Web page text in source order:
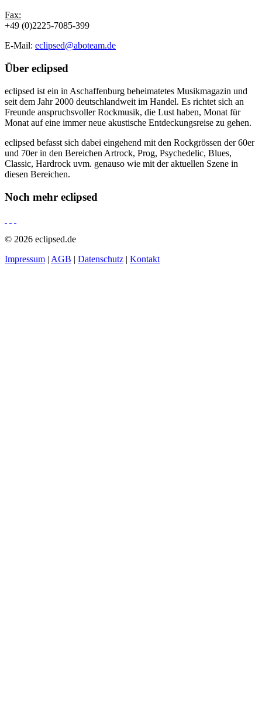
Fax:
+49 (0)2225-7085-399
E-Mail: eclipsed@aboteam.de
Über eclipsed
eclipsed ist ein in Aschaffenburg beheimatetes Musikmagazin und
seit dem Jahr 2000 deutschlandweit im Handel. Es richtet sich an
Freunde anspruchsvoller Rockmusik, die Lust haben, Monat für
Monat auf eine immer neue akustische Entdeckungsreise zu gehen.
eclipsed befasst sich dabei eingehend mit den Rockgrössen der 60er
und 70er in den Bereichen Artrock, Prog, Psychedelic, Blues,
Classic, Hardrock uvm. genauso wie mit der aktuellen Szene in
diesen Bereichen.
Noch mehr eclipsed
© 2026 eclipsed.de
Impressum | AGB | Datenschutz | Kontakt